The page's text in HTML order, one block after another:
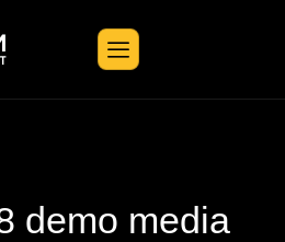
demo media